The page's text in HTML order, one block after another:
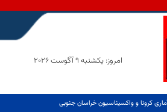
امروز: یکشنبه 9 آگوست 2026
کرونا و واکسیناسیون خراسان جنوبی